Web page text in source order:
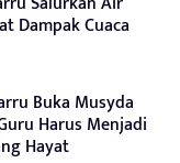
Dampak Cuaca
Buka Musyda
Harus Menjadi
Hayat